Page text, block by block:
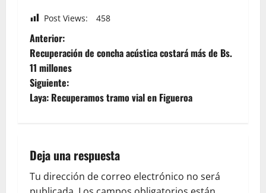
Post Views: 458
Anterior:
Recuperación de concha acústica costará más de Bs.
11 millones
Siguiente:
Laya: Recuperamos tramo vial en Figueroa
Deja una respuesta
Tu dirección de correo electrónico no será